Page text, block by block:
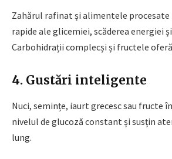
Zahărul rafinat și alimentele
rapide ale glicemiei, scăderea energiei
Carbohidrații complecși și fructele
4. Gustări inteligente
Nuci, semințe, iaurt grecesc sau fructe
nivelul de glucoză constant și susțin
lung.